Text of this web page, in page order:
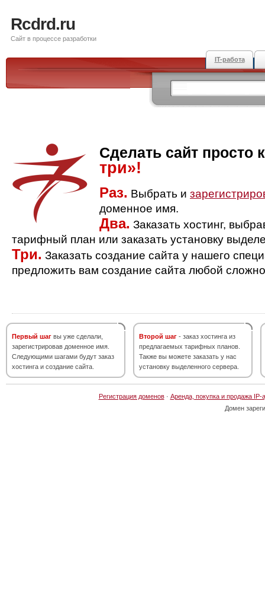
Rcdrd.ru
Сайт в процессе разработки
IT-работа
Сделать сайт просто
три»!
Раз. Выбрать и
доменное имя.
Два. Заказать хостинг,
тарифный план или заказать установку
Три. Заказать создание сайта у нашего
предложить вам создание сайта любой
Первый шаг вы уже сделали,
зарегистрировав доменное имя.
Следующими шагами будут заказ
хостинга и создание сайта.
Второй шаг - заказ хостинга из
предлагаемых тарифных планов.
Также вы можете заказать у нас
установку выделенного сервера.
Регистрация доменов· Аренда, покупка и продажа IP-
Домен